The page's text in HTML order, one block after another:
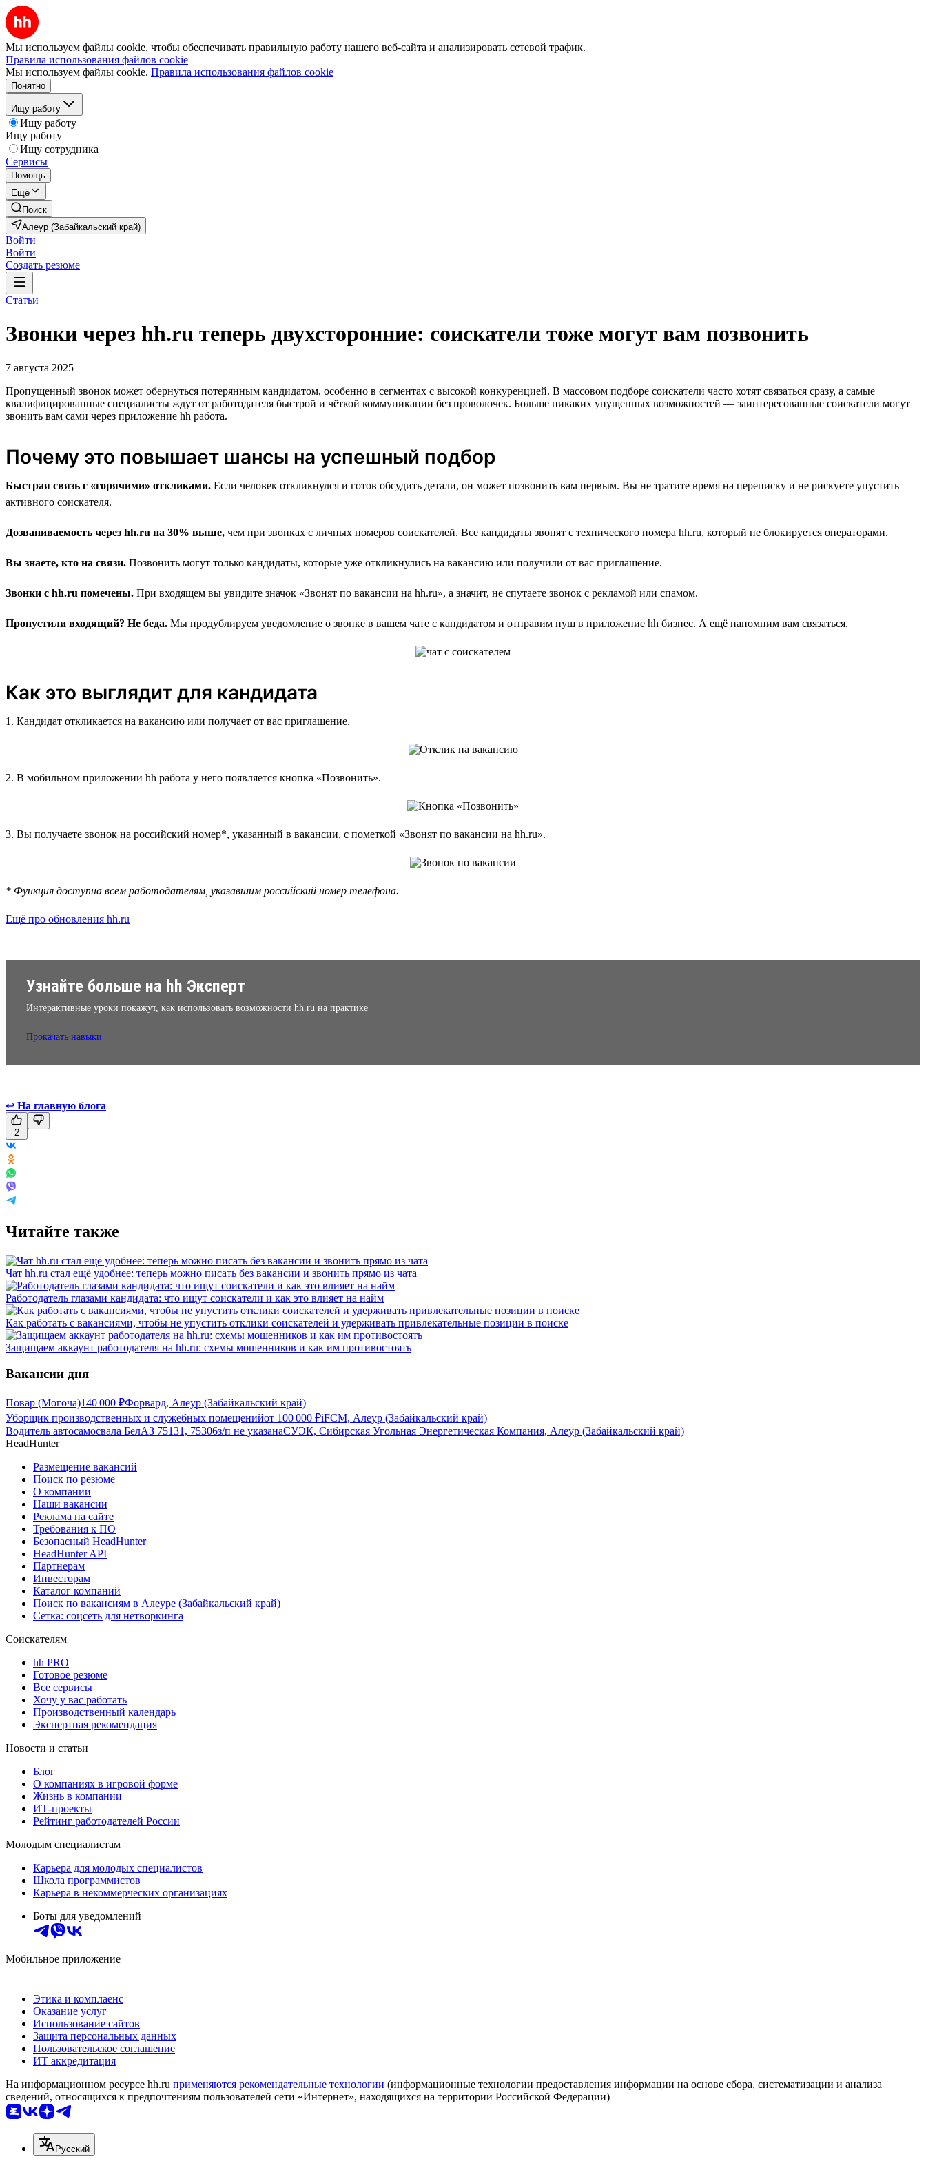
Мы используем файлы cookie, чтобы обеспечивать правильную работу нашего веб-сайта и анализировать сетевой трафик.
Правила использования файлов cookie
Мы используем файлы cookie. Правила использования файлов cookie
Понятно
Ищу работу
Ищу работу
Ищу работу
Ищу сотрудника
Сервисы
Помощь
Ещё
Поиск
Алеур (Забайкальский край)
Войти
Войти
Создать резюме
Статьи
Звонки через hh.ru теперь двухсторонние: соискатели тоже могут вам позвонить
7 августа 2025
Пропущенный звонок может обернуться потерянным кандидатом, особенно в сегментах с высокой конкуренцией. В массовом подборе соискатели часто хотят связаться сразу, а самые
квалифицированные специалисты ждут от работодателя быстрой и чёткой коммуникации без проволочек. Больше никаких упущенных возможностей — заинтересованные соискатели могут
звонить вам сами через приложение hh работа.
Почему это повышает шансы на успешный подбор
Быстрая связь с «горячими» откликами. Если человек откликнулся и готов обсудить детали, он может позвонить вам первым. Вы не тратите время на переписку и не рискуете упустить
активного соискателя.
Дозваниваемость через hh.ru на 30% выше, чем при звонках с личных номеров соискателей. Все кандидаты звонят с технического номера hh.ru, который не блокируется операторами.
Вы знаете, кто на связи. Позвонить могут только кандидаты, которые уже откликнулись на вакансию или получили от вас приглашение.
Звонки с hh.ru помечены. При входящем вы увидите значок «Звонят по вакансии на hh.ru», а значит, не спутаете звонок с рекламой или спамом.
Пропустили входящий? Не беда. Мы продублируем уведомление о звонке в вашем чате с кандидатом и отправим пуш в приложение hh бизнес. А ещё напомним вам связаться.
Как это выглядит для кандидата
1. Кандидат откликается на вакансию или получает от вас приглашение.
2. В мобильном приложении hh работа у него появляется кнопка «Позвонить».
3. Вы получаете звонок на российский номер*, указанный в вакансии, с пометкой «Звонят по вакансии на hh.ru».
* Функция доступна всем работодателям, указавшим российский номер телефона.
Ещё про обновления hh.ru
Узнайте больше на hh Эксперт
Интерактивные уроки покажут, как использовать возможности hh.ru на практике
Прокачать навыки
↩ На главную блога
2
Читайте также
Чат hh.ru стал ещё удобнее: теперь можно писать без вакансии и звонить прямо из чата
Работодатель глазами кандидата: что ищут соискатели и как это влияет на найм
Как работать с вакансиями, чтобы не упустить отклики соискателей и удерживать привлекательные позиции в поиске
Защищаем аккаунт работодателя на hh.ru: схемы мошенников и как им противостоять
Вакансии дня
Повар (Могоча)140 000 ₽Форвард, Алеур (Забайкальский край)
Уборщик производственных и служебных помещенийот 100 000 ₽iFCM, Алеур (Забайкальский край)
Водитель автосамосвала БелАЗ 75131, 75306з/п не указанаСУЭК, Сибирская Угольная Энергетическая Компания, Алеур (Забайкальский край)
HeadHunter
Размещение вакансий
Поиск по резюме
О компании
Наши вакансии
Реклама на сайте
Требования к ПО
Безопасный HeadHunter
HeadHunter API
Партнерам
Инвесторам
Каталог компаний
Поиск по вакансиям в Алеуре (Забайкальский край)
Сетка: соцсеть для нетворкинга
Соискателям
hh PRO
Готовое резюме
Все сервисы
Хочу у вас работать
Производственный календарь
Экспертная рекомендация
Новости и статьи
Блог
О компаниях в игровой форме
Жизнь в компании
ИТ-проекты
Рейтинг работодателей России
Молодым специалистам
Карьера для молодых специалистов
Школа программистов
Карьера в некоммерческих организациях
Боты для уведомлений
Мобильное приложение
Этика и комплаенс
Оказание услуг
Использование сайтов
Защита персональных данных
Пользовательское соглашение
ИТ аккредитация
На информационном ресурсе hh.ru применяются рекомендательные технологии (информационные технологии предоставления информации на основе сбора, систематизации и анализа
сведений, относящихся к предпочтениям пользователей сети «Интернет», находящихся на территории Российской Федерации)
Русский